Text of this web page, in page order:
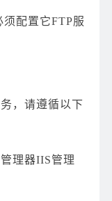
配置它FTP服
，请遵循以下
理器IIS管理